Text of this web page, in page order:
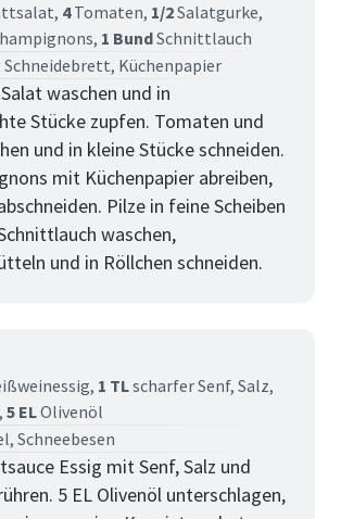
4Tomaten, 1/2Salatgurke,
1 BundSchnittlauch
Schneidebrett, Küchenpapier
waschen und in
Stücke zupfen. Tomaten und
und in kleine Stücke schneiden.
mit Küchenpapier abreiben,
Pilze in feine Scheiben
waschen,
und in Röllchen schneiden.
1 TLscharfer Senf, Salz,
5 ELOlivenöl
Schneebesen
Essig mit Senf, Salz und
5 EL Olivenöl unterschlagen,